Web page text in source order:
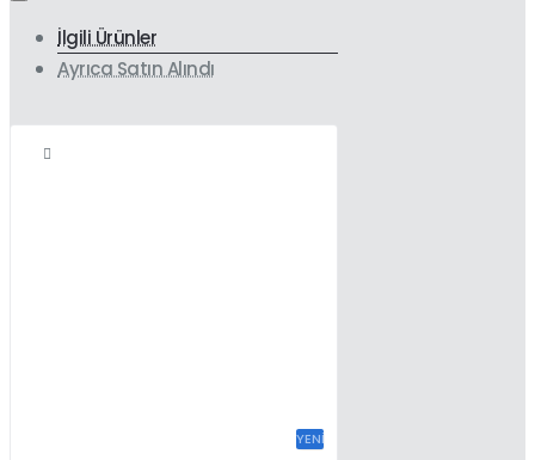
İlgili Ürünler
Ayrıca Satın Alındı
YENI